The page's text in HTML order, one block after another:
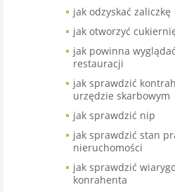
jak odzyskać zaliczkę
jak otworzyć
jak powinna
restauracji
jak sprawdzić
urzędzie skarbowym
jak sprawdzić nip
jak sprawdzić stan
nieruchomości
jak sprawdzić
konrahenta